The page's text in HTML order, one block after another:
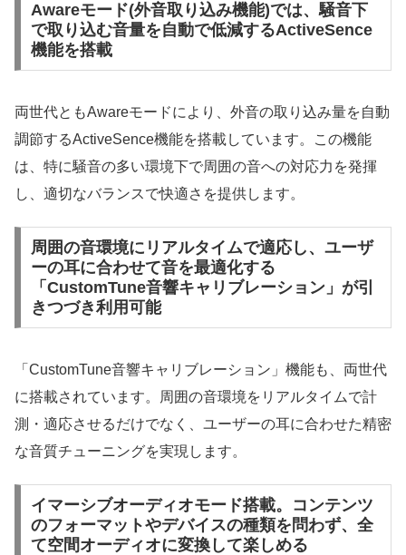
Awareモード(外音取り込み機能)では、騒音下
で取り込む音量を自動で低減するActiveSence
機能を搭載
両世代ともAwareモードにより、外音の取り込み量を自動
調節するActiveSence機能を搭載しています。この機能
は、特に騒音の多い環境下で周囲の音への対応力を発揮
し、適切なバランスで快適さを提供します。
周囲の音環境にリアルタイムで適応し、ユーザ
ーの耳に合わせて音を最適化する
「CustomTune音響キャリブレーション」が引
きつづき利用可能
「CustomTune音響キャリブレーション」機能も、両世代
に搭載されています。周囲の音環境をリアルタイムで計
測・適応させるだけでなく、ユーザーの耳に合わせた精密
な音質チューニングを実現します。
イマーシブオーディオモード搭載。コンテンツ
のフォーマットやデバイスの種類を問わず、全
て空間オーディオに変換して楽しめる